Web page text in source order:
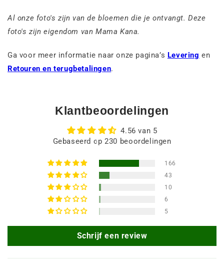
Al onze foto's zijn van de bloemen die je ontvangt. Deze
foto's zijn eigendom van Mama Kana.
Ga voor meer informatie naar onze pagina’s Levering en
Retouren en terugbetalingen.
Klantbeoordelingen
4.56 van 5
Gebaseerd op 230 beoordelingen
166
43
10
6
5
Schrijf een review